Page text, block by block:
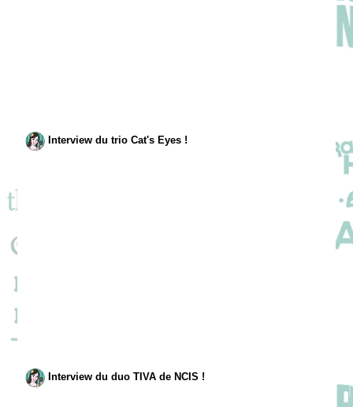
Interview du trio Cat's Eyes !
Interview du duo TIVA de NCIS !